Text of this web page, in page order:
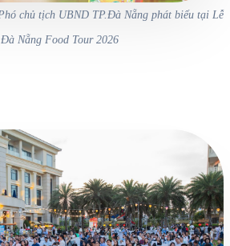
chủ tịch UBND TP.Đà Nẵng phát biểu tại Lễ
Nẵng Food Tour 2026